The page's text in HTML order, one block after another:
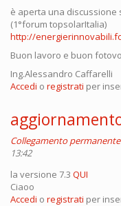
è aperta una
(1°forum topsolarItalia)
http://
Buon lavoro e buon
Ing.Alessandro Caffarelli
Accedi o registrati per
Collegamento permanente
13:42
la versione 7.3 QUI
Ciaoo
Accedi o registrati per